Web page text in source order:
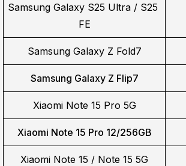
Samsung Galaxy S25 Ultra / S25
FE
Samsung Galaxy Z Fold7
Samsung Galaxy Z Flip7
Xiaomi Note 15 Pro 5G
Xiaomi Note 15 Pro 12/256GB
Xiaomi Note 15 / Note 15 5G